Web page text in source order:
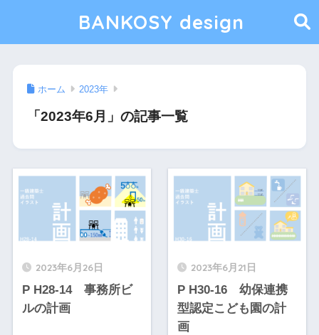
BANKOSY design
ホーム 2023年
「2023年6月」の記事一覧
2023年6月26日
P H28-14 事務所ビ
ルの計画
2023年6月21日
P H30-16 幼保連携
型認定こども園の計
画